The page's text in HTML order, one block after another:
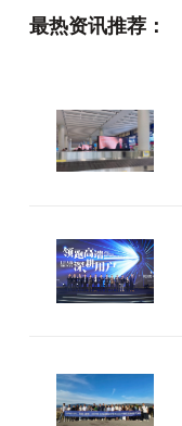
最热资讯推荐：